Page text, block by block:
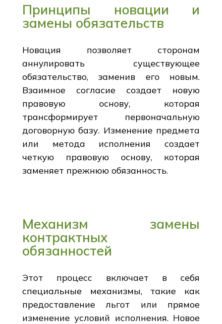
Принципы новации и
замены обязательств
Новация позволяет сторонам
аннулировать существующее
обязательство, заменив его новым.
Взаимное согласие создает новую
правовую основу, которая
трансформирует первоначальную
договорную базу. Изменение предмета
или метода исполнения создает
четкую правовую основу, которая
заменяет прежнюю обязанность.
Механизм замены
контрактных
обязанностей
Этот процесс включает в себя
специальные механизмы, такие как
предоставление льгот или прямое
изменение условий исполнения. Новое